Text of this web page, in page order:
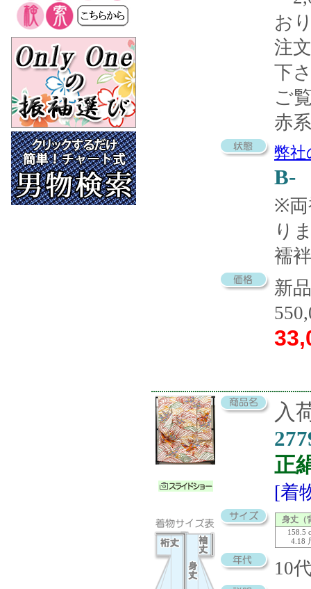
お
注
下
ご
赤
弊社
B-
※両
り
襦
新
入
正
[着
身丈（
158.5
4.18
10